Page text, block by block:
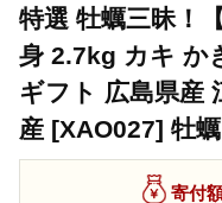
特選 牡蠣三昧！
身 2.7kg カキ か
ギフト 広島県産
産 [XAO027] 牡蠣
寄付